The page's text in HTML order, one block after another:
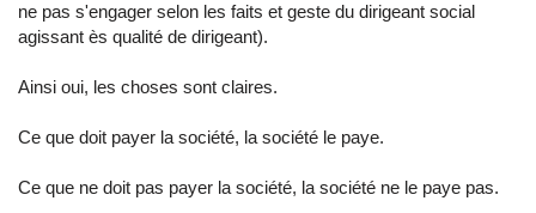
ne pas s'engager selon les faits et geste du dirigeant social
agissant ès qualité de dirigeant).
Ainsi oui, les choses sont claires.
Ce que doit payer la société, la société le paye.
Ce que ne doit pas payer la société, la société ne le paye pas.